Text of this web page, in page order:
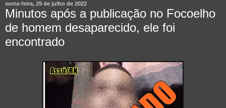
sexta-feira, 29 de julho de 2022
Minutos após a publicação no Focoelho
de homem desaparecido, ele foi
encontrado